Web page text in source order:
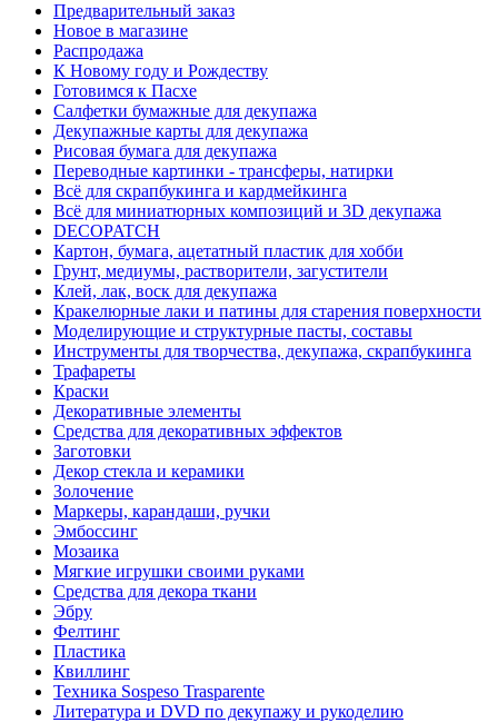
Предварительный заказ
Новое в магазине
Распродажа
К Новому году и Рождеству
Готовимся к Пасхе
Салфетки бумажные для декупажа
Декупажные карты для декупажа
Рисовая бумага для декупажа
Переводные картинки - трансферы, натирки
Всё для скрапбукинга и кардмейкинга
Всё для миниатюрных композиций и 3D декупажа
DECOPATCH
Картон, бумага, ацетатный пластик для хобби
Грунт, медиумы, растворители, загустители
Клей, лак, воск для декупажа
Кракелюрные лаки и патины для старения поверхности
Моделирующие и структурные пасты, составы
Инструменты для творчества, декупажа, скрапбукинга
Трафареты
Краски
Декоративные элементы
Средства для декоративных эффектов
Заготовки
Декор стекла и керамики
Золочение
Маркеры, карандаши, ручки
Эмбоссинг
Мозаика
Мягкие игрушки своими руками
Средства для декора ткани
Эбру
Фелтинг
Пластика
Квиллинг
Техника Sospeso Trasparente
Литература и DVD по декупажу и рукоделию